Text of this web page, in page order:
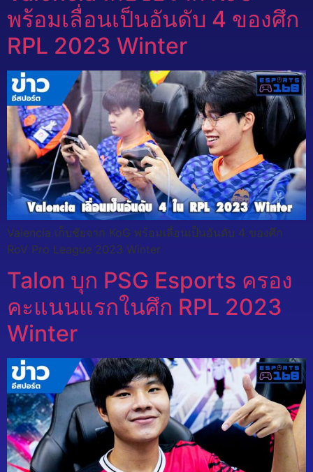
พร้อมเลื่อนเป็นอันดับ 4 ของศึก
RPL 2023 Winter
Valencia เก็บชัยจาก KoG พร้อมเลื่อนเป็นอันดับ 4 ของศึก
RoV Pro League 2023 Winter
Talon บุก PSG Esports ครอง
คะแนนแรกในศึก RPL 2023
Winter